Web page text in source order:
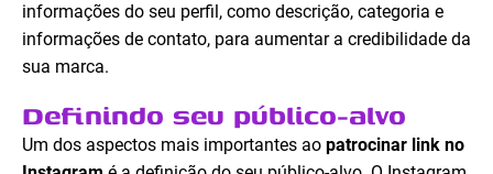
informações do seu perfil, como descrição, categoria e
informações de contato, para aumentar a credibilidade da
sua marca.
Definindo seu público-alvo
Um dos aspectos mais importantes ao patrocinar link no